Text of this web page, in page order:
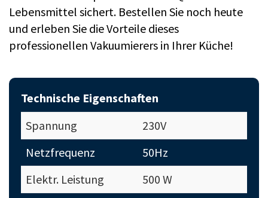
Lebensmittel sichert. Bestellen Sie noch heute
und erleben Sie die Vorteile dieses
professionellen Vakuumierers in Ihrer Küche!
Technische Eigenschaften
Spannung
230V
Netzfrequenz
50Hz
Elektr. Leistung
500 W